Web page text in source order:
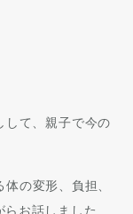
して、親子で今の
の変形、負担、
らお話しました